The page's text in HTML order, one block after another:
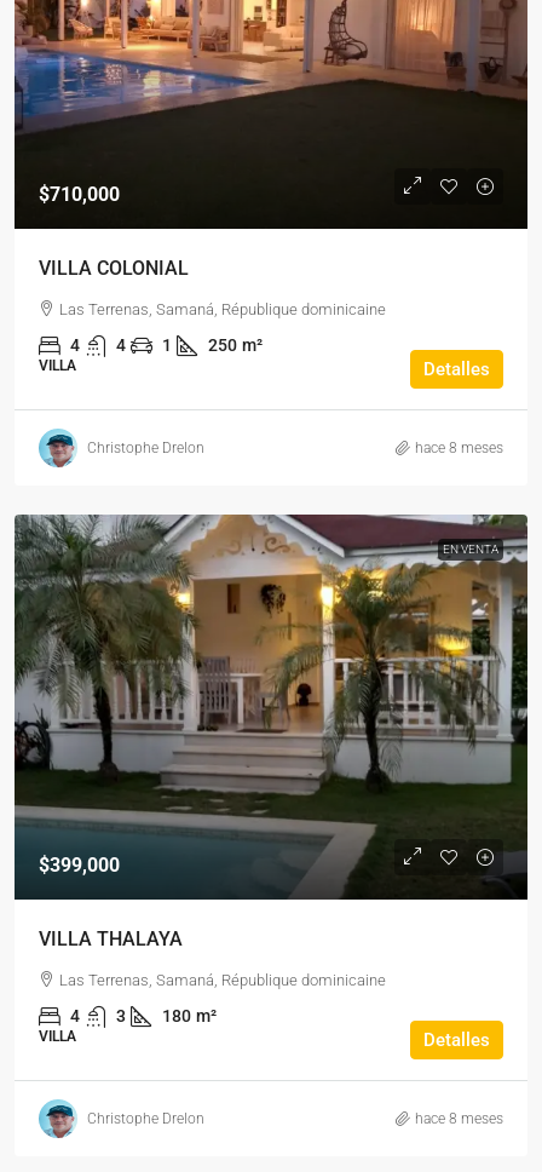
$710,000
VILLA COLONIAL
Las Terrenas, Samaná, République dominicaine
4 4 1 250 m²
VILLA Detalles
Christophe Drelon hace 8 meses
EN VENTA
$399,000
VILLA THALAYA
Las Terrenas, Samaná, République dominicaine
4 3 180 m²
VILLA Detalles
Christophe Drelon hace 8 meses